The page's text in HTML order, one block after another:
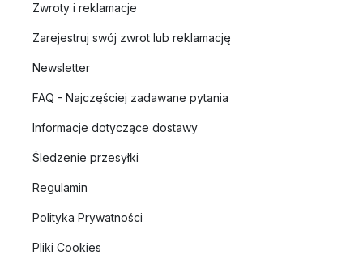
Zwroty i reklamacje
Zarejestruj swój zwrot lub reklamację
Newsletter
FAQ - Najczęściej zadawane pytania
Informacje dotyczące dostawy
Śledzenie przesyłki
Regulamin
Polityka Prywatności
Pliki Cookies